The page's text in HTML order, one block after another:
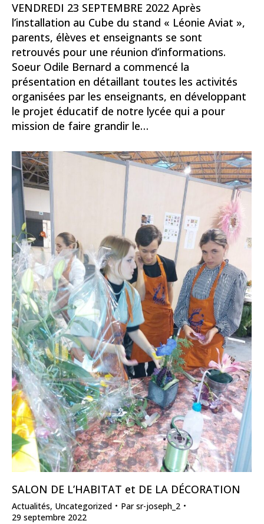
VENDREDI 23 SEPTEMBRE 2022 Après
l’installation au Cube du stand « Léonie Aviat »,
parents, élèves et enseignants se sont
retrouvés pour une réunion d’informations.
Soeur Odile Bernard a commencé la
présentation en détaillant toutes les activités
organisées par les enseignants, en développant
le projet éducatif de notre lycée qui a pour
mission de faire grandir le…
SALON DE L’HABITAT et DE LA DÉCORATION
Actualités, Uncategorized Parsr-joseph_2
29 septembre 2022